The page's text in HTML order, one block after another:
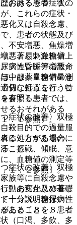
おけるうつ症状の
、これらの症状・
化又は自殺念慮、
、患者の状態及び
不安増悪、焦燥増
悪、易刺激性増
アカシジア増悪／
、服薬量を増量せ
切な処置を行うこ
参照〕。
症状の改善〉双極
殺目的での過量服
に処方する場合に
こと。
症状の改善〉双極
族等に自殺念慮や
動の変化及び基礎
十分説明を行い、
こと〔８．８．
のある患者〔１．
、著しい血糖値上
病性昏睡等の致命
中は、血糖値の測
分に行うこと。特
有する患者では、
るおそれがある
．１参照〕。
ることがあるの
、振戦、傾眠、意
、血糖値の測定等
１．２参照〕。
、あらかじめ著し
ーシス、糖尿病性
あることを、患者
（口渇、多飲、多